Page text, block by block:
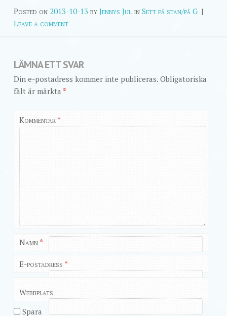
Posted on 2013-10-13 by Jennys Jul in Sett på stan/på G |
Leave a comment
LÄMNA ETT SVAR
Din e-postadress kommer inte publiceras. Obligatoriska
fält är märkta *
Kommentar *
Namn *
E-postadress *
Webbplats
Spara